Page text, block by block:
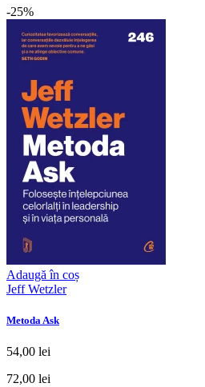
-25%
Adaugă în coș
Jeff Wetzler
Metoda Ask
54,00 lei
72,00 lei